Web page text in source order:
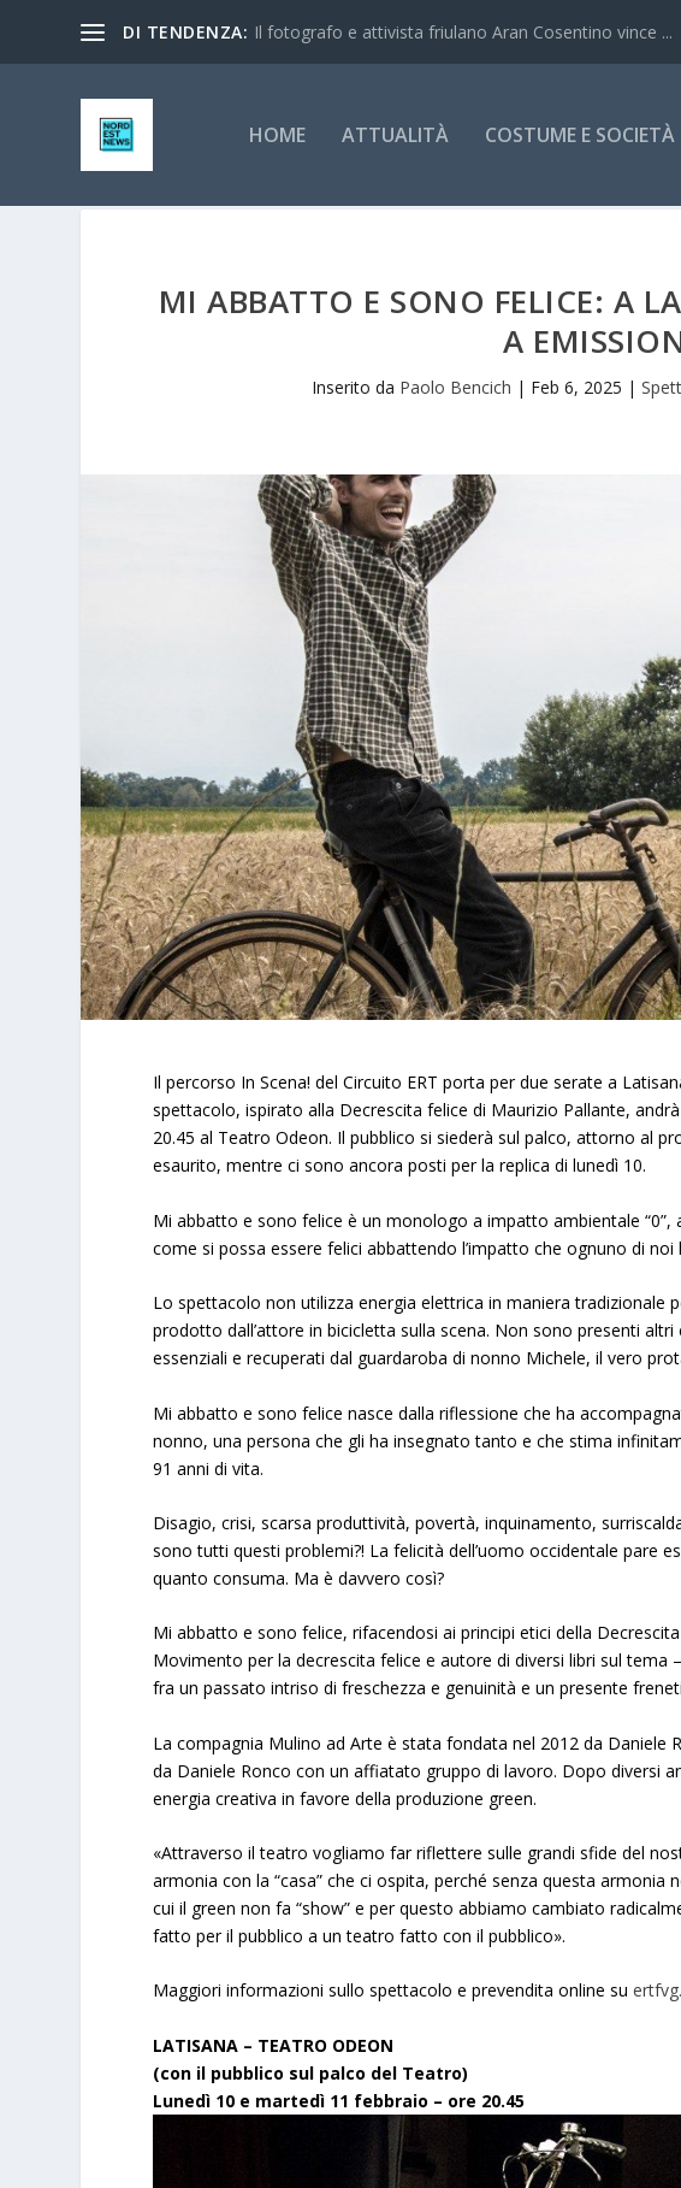
DI TENDENZA: Il fotografo e attivista friulano Aran Cosentino vince ...
HOME ATTUALITÀ COSTUME E SOCIETÀ
MI ABBATTO E SONO FELICE: A
A
Inserito da Paolo Bencich | Feb 6, 2025 |
Il percorso In Scena! del Circuito ERT porta per due serate a
spettacolo, ispirato alla Decrescita felice di Maurizio Pallante,
20.45 al Teatro Odeon. Il pubblico si siederà sul palco, attorno al
esaurito, mentre ci sono ancora posti per la replica di lunedì 10.
Mi abbatto e sono felice è un monologo a impatto ambientale
come si possa essere felici abbattendo l’impatto che ognuno di
Lo spettacolo non utilizza energia elettrica in maniera tradizionale
prodotto dall’attore in bicicletta sulla scena. Non sono presenti
essenziali e recuperati dal guardaroba di nonno Michele, il vero
Mi abbatto e sono felice nasce dalla riflessione che ha
nonno, una persona che gli ha insegnato tanto e che stima
91 anni di vita.
Disagio, crisi, scarsa produttività, povertà, inquinamento,
sono tutti questi problemi?! La felicità dell’uomo occidentale pare
quanto consuma. Ma è davvero così?
Mi abbatto e sono felice, rifacendosi ai principi etici della
Movimento per la decrescita felice e autore di diversi libri sul tema
fra un passato intriso di freschezza e genuinità e un presente
La compagnia Mulino ad Arte è stata fondata nel 2012 da Daniele
da Daniele Ronco con un affiatato gruppo di lavoro. Dopo diversi
energia creativa in favore della produzione green.
«Attraverso il teatro vogliamo far riflettere sulle grandi sfide del
armonia con la “casa” che ci ospita, perché senza questa
cui il green non fa “show” e per questo abbiamo cambiato
fatto per il pubblico a un teatro fatto con il pubblico».
Maggiori informazioni sullo spettacolo e prevendita online su
LATISANA – TEATRO ODEON
(con il pubblico sul palco del Teatro)
Lunedì 10 e martedì 11 febbraio – ore 20.45